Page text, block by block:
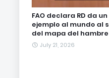
FAO declara RD da un
ejemplo al mundo al
del mapa del hambre
July 21, 2026